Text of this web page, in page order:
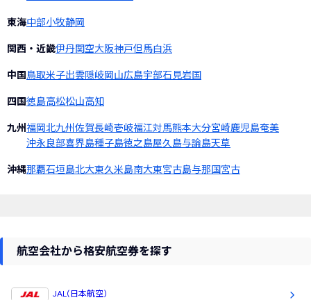
東海中部小牧静岡
関西・近畿伊丹関空大阪神戸但馬白浜
中国鳥取米子出雲隠岐岡山広島宇部石見岩国
四国徳島高松松山高知
九州福岡北九州佐賀長崎壱岐福江対馬熊本大分宮崎鹿児島奄美
沖永良部喜界島種子島徳之島屋久島与論島天草
沖縄那覇石垣島北大東久米島南大東宮古島与那国宮古
航空会社から格安航空券を探す
JAL(日本航空)